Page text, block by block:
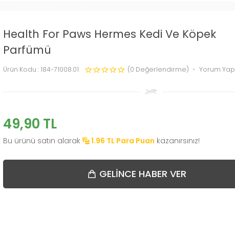
Health For Paws Hermes Kedi Ve Köpek
Parfümü
Ürün Kodu : 184-71008.01 (0 Değerlendirme) Yorum Yap
49,90 TL
Bu ürünü satın alarak 1.96 TL Para Puan kazanırsınız!
GELINCE HABER VER